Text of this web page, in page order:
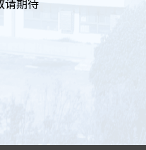
请期待